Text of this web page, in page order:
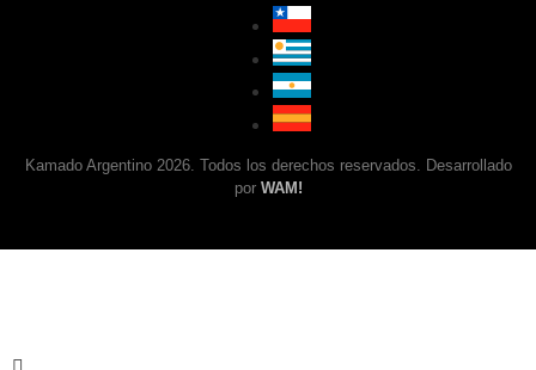
Kamado Argentino 2026. Todos los derechos reservados. Desarrollado
por WAM!